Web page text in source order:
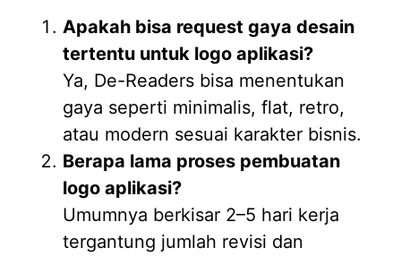
Apakah bisa request gaya desain
tertentu untuk logo aplikasi?
Ya, De-Readers bisa menentukan
gaya seperti minimalis, flat, retro,
atau modern sesuai karakter bisnis.
Berapa lama proses pembuatan
logo aplikasi?
Umumnya berkisar 2–5 hari kerja
tergantung jumlah revisi dan